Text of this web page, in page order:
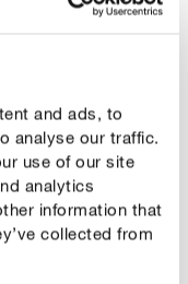
and ads, to
analyse our traffic.
use of our site
analytics
information that
collected from